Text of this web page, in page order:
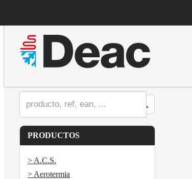
PRODUCTOS
> A.C.S.
> Aerotermia